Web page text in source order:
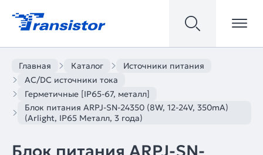
Главная Каталог
Источники питания
AC/DC источники тока
Герметичные [IP65-67, металл]
Блок питания ARPJ-SN-24350 (8W, 12-24V, 350mA)
(Arlight, IP65 Металл, 3 года)